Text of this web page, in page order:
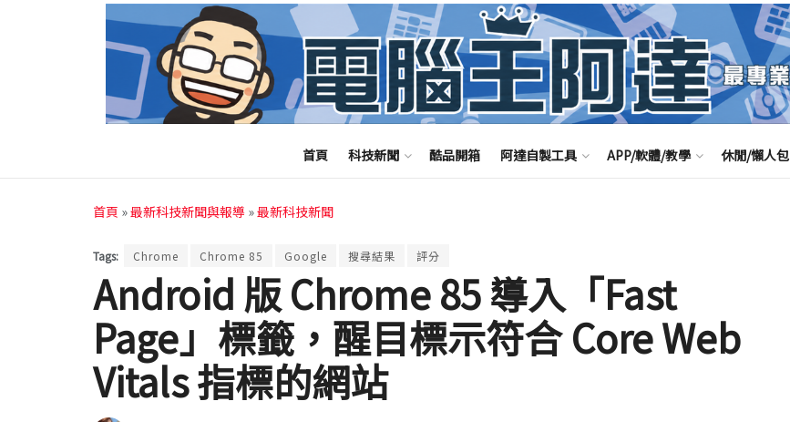
首頁 科技新聞 酷品開箱 阿達自製工具 APP/軟體/教學 休閒/懶人包
首頁 »最新科技新聞與報導 »最新科技新聞
Tags: Chrome Chrome 85 Google 搜尋結果 評分
Android 版 Chrome 85 導入「Fast
Page」標籤，醒目標示符合 Core Web
Vitals 指標的網站